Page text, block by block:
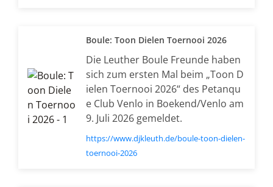
Boule: Toon Dielen Toernooi 2026
Die Leuther Boule Freunde haben
sich zum ersten Mal beim „Toon D
ielen Toernooi 2026“ des Petanqu
e Club Venlo in Boekend/Venlo am
9. Juli 2026 gemeldet.
https://www.djkleuth.de/boule-toon-dielen-
toernooi-2026